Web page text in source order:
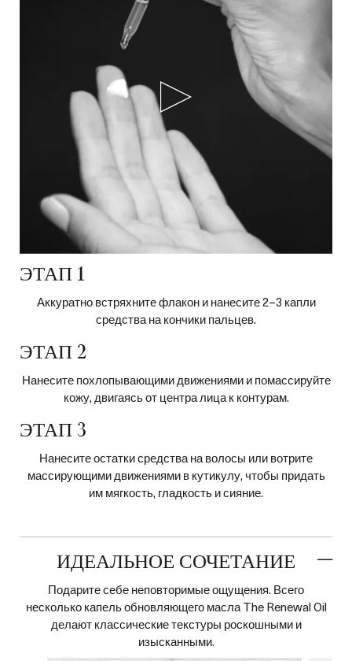
ЭТАП 1
Аккуратно встряхните флакон и нанесите 2–3 капли
средства на кончики пальцев.
ЭТАП 2
Нанесите похлопывающими движениями и помассируйте
кожу, двигаясь от центра лица к контурам.
ЭТАП 3
Нанесите остатки средства на волосы или вотрите
массирующими движениями в кутикулу, чтобы придать
им мягкость, гладкость и сияние.
ИДЕАЛЬНОЕ СОЧЕТАНИЕ
Подарите себе неповторимые ощущения. Всего
несколько капель обновляющего масла The Renewal Oil
делают классические текстуры роскошными и
изысканными.